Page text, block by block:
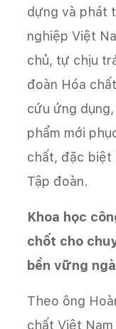
dựng và phát
nghiệp Việt
chủ, tự chịu
đoàn Hóa
cứu ứng
phẩm mới
chất, đặc biệt
Tập đoàn.
Khoa học
chốt cho
bền vững
Theo ông
chất Việt